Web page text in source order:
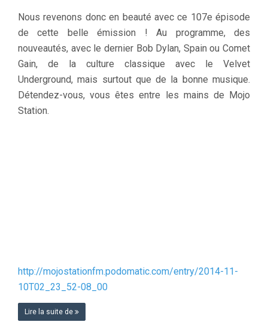
Nous revenons donc en beauté avec ce 107e épisode
de cette belle émission ! Au programme, des
nouveautés, avec le dernier Bob Dylan, Spain ou Comet
Gain, de la culture classique avec le Velvet
Underground, mais surtout que de la bonne musique.
Détendez-vous, vous êtes entre les mains de Mojo
Station.
http://mojostationfm.podomatic.com/entry/2014-11-
10T02_23_52-08_00
Lire la suite de